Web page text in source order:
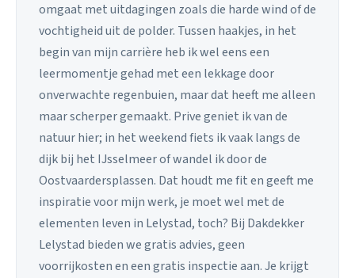
omgaat met uitdagingen zoals die harde wind of de
vochtigheid uit de polder. Tussen haakjes, in het
begin van mijn carrière heb ik wel eens een
leermomentje gehad met een lekkage door
onverwachte regenbuien, maar dat heeft me alleen
maar scherper gemaakt. Prive geniet ik van de
natuur hier; in het weekend fiets ik vaak langs de
dijk bij het IJsselmeer of wandel ik door de
Oostvaardersplassen. Dat houdt me fit en geeft me
inspiratie voor mijn werk, je moet wel met de
elementen leven in Lelystad, toch? Bij Dakdekker
Lelystad bieden we gratis advies, geen
voorrijkosten en een gratis inspectie aan. Je krijgt